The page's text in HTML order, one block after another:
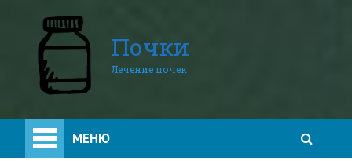
Почки
Лечение почек
МЕНЮ